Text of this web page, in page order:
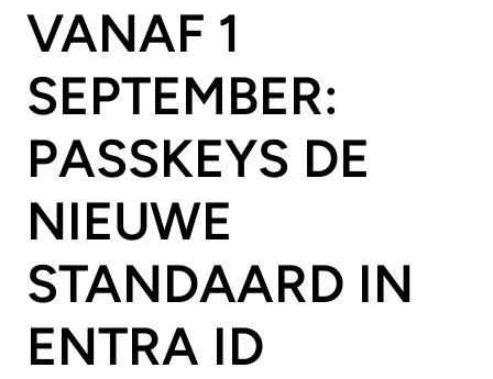
VANAF 1
SEPTEMBER:
PASSKEYS DE
NIEUWE
STANDAARD IN
ENTRA ID